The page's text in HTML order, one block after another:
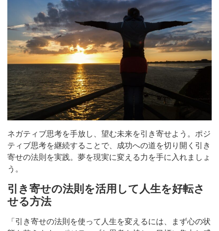
ネガティブ思考を手放し、望む未来を引き寄せよう。ポジ
ティブ思考を継続することで、成功への道を切り開く引き
寄せの法則を実践。夢を現実に変える力を手に入れましょ
う。
引き寄せの法則を活用して人生を好転さ
せる方法
「引き寄せの法則を使って人生を変えるには、まず心の状